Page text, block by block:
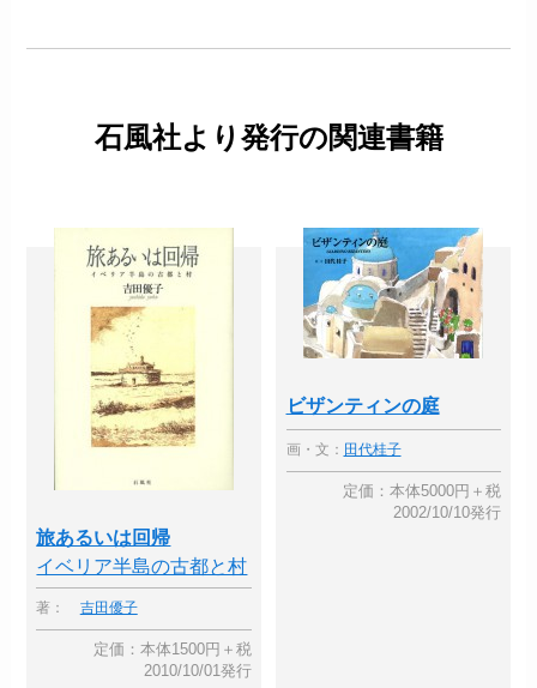
石風社より発行の関連書籍
旅あるいは回帰
イベリア半島の古都と村
著： 吉田優子
定価：本体1500円＋税
2010/10/01発行
ビザンティンの庭
画・文： 田代桂子
定価：本体5000円＋税
2002/10/10発行